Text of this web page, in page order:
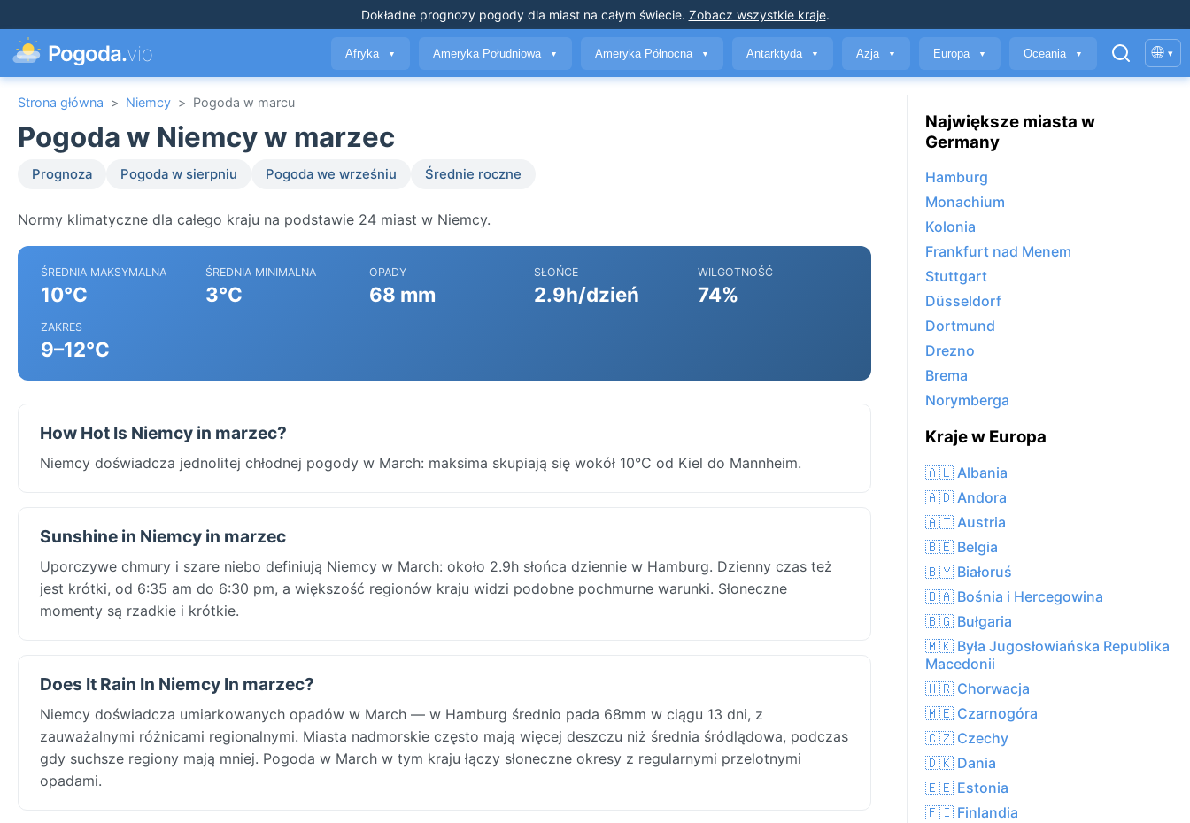
Dokładne prognozy pogodydla miast na całym świecie. Zobacz wszystkie kraje.
Pogoda.vip Afryka ▼ Ameryka Południowa ▼ Ameryka Północna ▼ Antarktyda ▼ Azja ▼ Europa ▼ Oceania ▼ 🌐 ▾
Strona główna > Niemcy > Pogoda w marcu
Pogoda w Niemcy w marzec
Prognoza Pogoda w sierpniu Pogoda we wrześniu Średnie roczne
Normy klimatyczne dla całego kraju na podstawie 24 miast w Niemcy.
ŚREDNIA MAKSYMALNA
10°C
ŚREDNIA MINIMALNA
3°C
OPADY
68 mm
SŁOŃCE
2.9h/dzień
WILGOTNOŚĆ
74%
ZAKRES
9–12°C
How Hot Is Niemcy in marzec?
Niemcy doświadcza jednolitej chłodnej pogody w March: maksima skupiają się wokół 10°C od Kiel do Mannheim.
Sunshine in Niemcy in marzec
Uporczywe chmury i szare niebo definiują Niemcy w March: około 2.9h słońca dziennie w Hamburg. Dzienny czas też
jest krótki, od 6:35 am do 6:30 pm, a większość regionów kraju widzi podobne pochmurne warunki. Słoneczne
momenty są rzadkie i krótkie.
Does It Rain In Niemcy In marzec?
Niemcy doświadcza umiarkowanych opadów w March — w Hamburg średnio pada 68mm w ciągu 13 dni, z
zauważalnymi różnicami regionalnymi. Miasta nadmorskie często mają więcej deszczu niż średnia śródlądowa, podczas
gdy suchsze regiony mają mniej. Pogoda w March w tym kraju łączy słoneczne okresy z regularnymi przelotnymi
opadami.
Największe miasta w
Germany
Hamburg
Monachium
Kolonia
Frankfurt nad Menem
Stuttgart
Düsseldorf
Dortmund
Drezno
Brema
Norymberga
Kraje w Europa
🇦🇱 Albania
🇦🇩 Andora
🇦🇹 Austria
🇧🇪 Belgia
🇧🇾 Białoruś
🇧🇦 Bośnia i Hercegowina
🇧🇬 Bułgaria
🇲🇰 Była Jugosłowiańska Republika
Macedonii
🇭🇷 Chorwacja
🇲🇪 Czarnogóra
🇨🇿 Czechy
🇩🇰 Dania
🇪🇪 Estonia
🇫🇮 Finlandia